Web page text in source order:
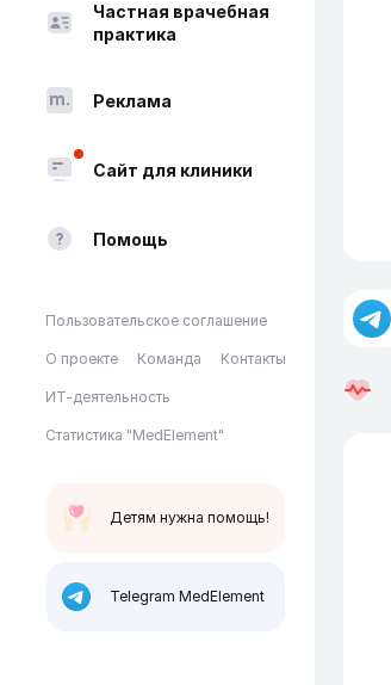
Частная врачебная
практика
Реклама
Сайт для клиники
Помощь
Пользовательское соглашение
О проекте Команда Контакты
ИТ-деятельность
Статистика "MedElement"
Детям нужна помощь!
Telegram MedElement